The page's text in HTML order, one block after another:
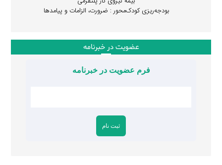
بودجه‌ریزی کودک‌محور : ضرورت، الزامات و پیامدها
عضویت در خبرنامه
فرم عضویت در خبرنامه